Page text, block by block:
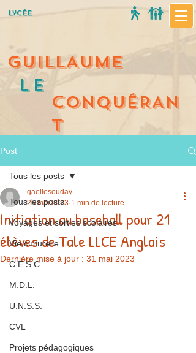
Lycée
GUILLAUME
Le
CONQUÉRAN
T
Post
Tous les posts
Voyages et sorties scolaires
Vie culturelle
C.E.S.C.
M.D.L.
U.N.S.S.
CVL
Projets pédagogiques
Tous les posts
Initiation au baseball pour 21
élèves de Tale LLCE Anglais
gaellesouday
26 mai 2023 1 min de lecture
Dernière mise à jour : 31 mai 2023